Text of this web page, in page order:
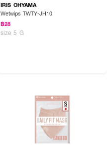
IRIS OHYAMA
Wetwips TWTY-JH10
฿28
size 5 G